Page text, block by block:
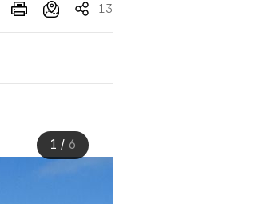
13
1 / 6